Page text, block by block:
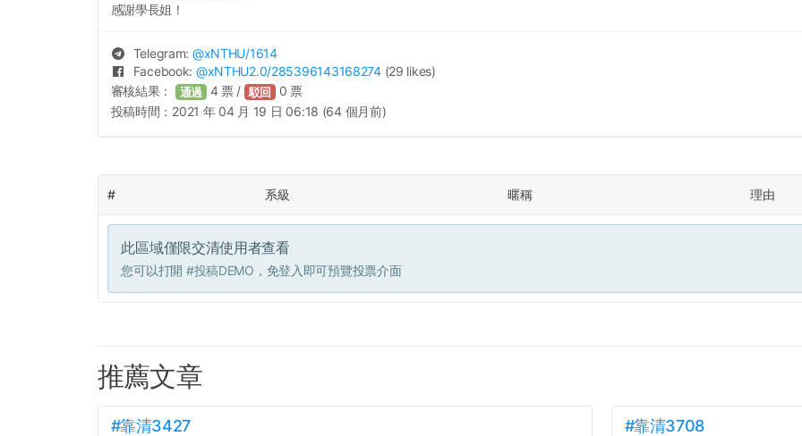
感謝學長姐！
Telegram: @xNTHU/1614
Facebook: @xNTHU2.0/285396143168274 (29 likes)
審核結果： 通過 4票 / 駁回 0 票
投稿時間： 2021 年 04 月 19 日 06:18 (64 個月前)
# 系級 暱稱 理由
此區域僅限交清使用者查看
您可以打開 #投稿DEMO ，免登入即可預覽投票介面
推薦文章
#靠清3427 #靠清3708